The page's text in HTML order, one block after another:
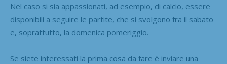
Nel caso si sia appassionati, ad esempio, di calcio, essere
disponibili a seguire le partite, che si svolgono fra il sabato
e, soprattutto, la domenica pomeriggio.
Se siete interessati la prima cosa da fare è inviare una